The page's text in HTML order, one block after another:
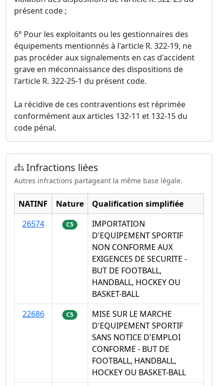
présent code ;
6° Pour les exploitants ou les gestionnaires des
équipements mentionnés à l'article R. 322-19, ne
pas procéder aux signalements en cas d'accident
grave en méconnaissance des dispositions de
l'article R. 322-25-1 du présent code.
La récidive de ces contraventions est réprimée
conformément aux articles 132-11 et 132-15 du
code pénal.
Infractions liées
Autres infractions partageant la même base légale.
NATINF Nature
Qualification simplifiée
26574
C5
IMPORTATION
D'EQUIPEMENT SPORTIF
NON CONFORME AUX
EXIGENCES DE SECURITE -
BUT DE FOOTBALL,
HANDBALL, HOCKEY OU
BASKET-BALL
22686
C5
MISE SUR LE MARCHE
D'EQUIPEMENT SPORTIF
SANS NOTICE D'EMPLOI
CONFORME - BUT DE
FOOTBALL, HANDBALL,
HOCKEY OU BASKET-BALL